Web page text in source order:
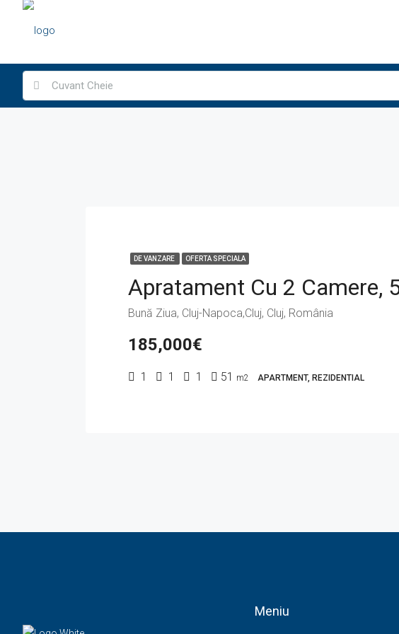
DE VANZARE OFERTA SPECIALA
Bună Ziua, Cluj-Napoca,Cluj, Cluj, România
185,000€
1 1 1 51 m2 APARTMENT, REZIDENTIAL
Meniu